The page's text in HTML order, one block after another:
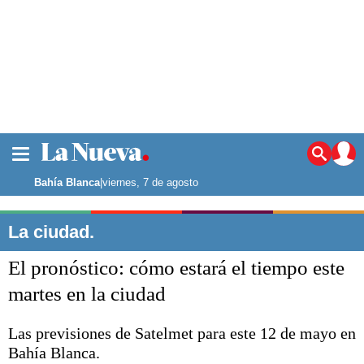
Noticias
La ciudad
Punta Alta
El mundo
Seguridad
Deportes
Escenario Olímpico
Bahía Blanca|viernes, 7 de agosto
La ciudad.
El pronóstico: cómo estará el tiempo este
martes en la ciudad
Las previsiones de Satelmet para este 12 de mayo en
Bahía Blanca.